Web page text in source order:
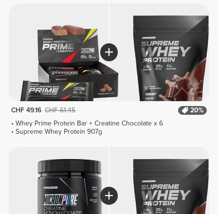
CHF 49.16 CHF 61.45
20%
Whey Prime Protein Bar + Creatine Chocolate x 6
Supreme Whey Protein 907g